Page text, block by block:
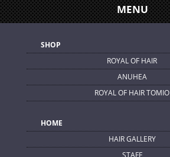
MENU
SHOP
ROYAL OF HAIR
ANUHEA
ROYAL OF HAIR TOMIO
HOME
HAIR GALLERY
STAFF